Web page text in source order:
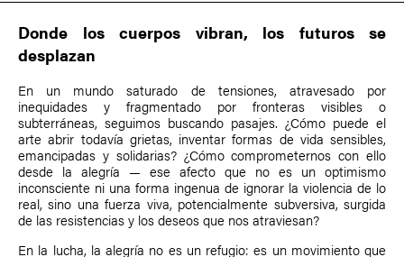
Donde los cuerpos vibran, los futuros se
desplazan
En un mundo saturado de tensiones, atravesado por
inequidades y fragmentado por fronteras visibles o
subterráneas, seguimos buscando pasajes. ¿Cómo puede el
arte abrir todavía grietas, inventar formas de vida sensibles,
emancipadas y solidarias? ¿Cómo comprometernos con ello
desde la alegría — ese afecto que no es un optimismo
inconsciente ni una forma ingenua de ignorar la violencia de lo
real, sino una fuerza viva, potencialmente subversiva, surgida
de las resistencias y los deseos que nos atraviesan?
En la lucha, la alegría no es un refugio: es un movimiento que